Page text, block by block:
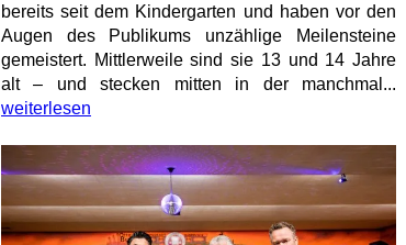
bereits seit dem Kindergarten und haben vor den
Augen des Publikums unzählige Meilensteine
gemeistert. Mittlerweile sind sie 13 und 14 Jahre
alt – und stecken mitten in der manchmal...
weiterlesen